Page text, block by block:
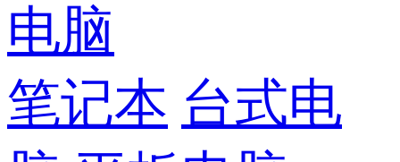
电脑
笔记本 台式电